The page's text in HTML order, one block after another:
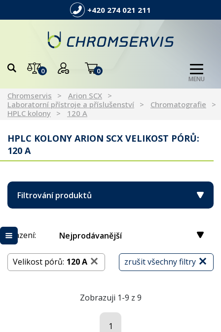
+420 274 021 211
0 0
MENU
Chromservis
Arion SCX
Laboratorní přístroje a příslušenství
Chromatografie
HPLC kolony
120 A
HPLC KOLONY ARION SCX VELIKOST PÓRŮ:
120 A
Filtrování produktů
Řazení: Nejprodávanější
zrušit všechny filtry
Velikost pórů: 120 A
Zobrazuji 1-9 z 9
1